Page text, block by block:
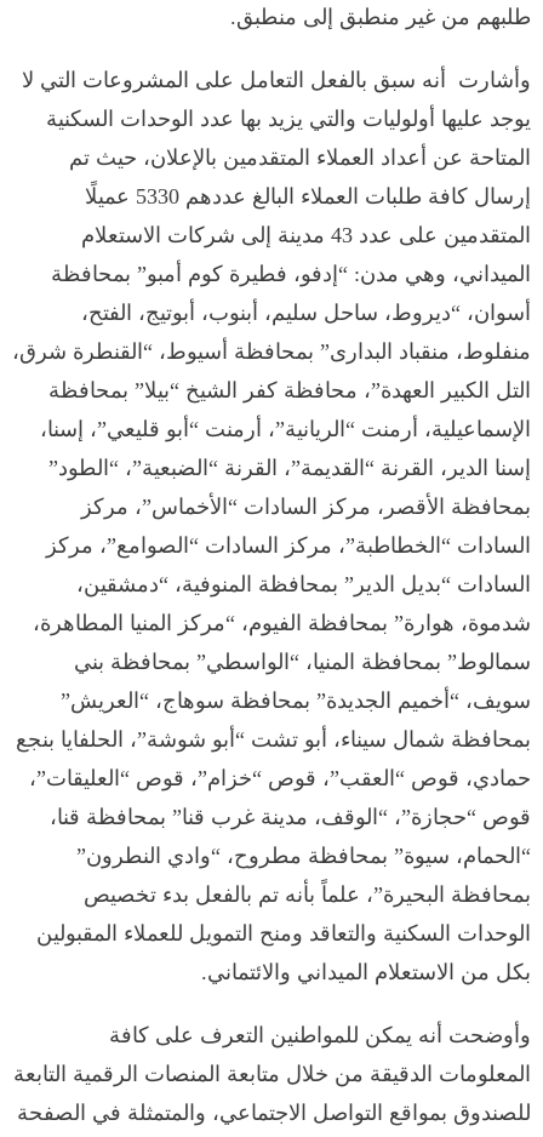
طلبهم من غير منطبق إلى منطبق.
وأشارت أنه سبق بالفعل التعامل على المشروعات التي لا
يوجد عليها أولوليات والتي يزيد بها عدد الوحدات السكنية
المتاحة عن أعداد العملاء المتقدمين بالإعلان، حيث تم
إرسال كافة طلبات العملاء البالغ عددهم 5330 عميلًا
المتقدمين على عدد 43 مدينة إلى شركات الاستعلام
الميداني، وهي مدن: “إدفو، فطيرة كوم أمبو” بمحافظة
أسوان، “ديروط، ساحل سليم، أبنوب، أبوتيج، الفتح،
منفلوط، منقباد البدارى” بمحافظة أسيوط، “القنطرة شرق،
التل الكبير العهدة”، محافظة كفر الشيخ “بيلا” بمحافظة
الإسماعيلية، أرمنت “الريانية”، أرمنت “أبو قليعي”، إسنا،
إسنا الدير، القرنة “القديمة”، القرنة “الضبعية”، “الطود”
بمحافظة الأقصر، مركز السادات “الأخماس”، مركز
السادات “الخطاطبة”، مركز السادات “الصوامع”، مركز
السادات “بديل الدير” بمحافظة المنوفية، “دمشقين،
شدموة، هوارة” بمحافظة الفيوم، “مركز المنيا المطاهرة،
سمالوط” بمحافظة المنيا، “الواسطي” بمحافظة بني
سويف، “أخميم الجديدة” بمحافظة سوهاج، “العريش”
بمحافظة شمال سيناء، أبو تشت “أبو شوشة”، الحلفايا بنجع
حمادي، قوص “العقب”، قوص “خزام”، قوص “العليقات”،
قوص “حجازة”، “الوقف، مدينة غرب قنا” بمحافظة قنا،
“الحمام، سيوة” بمحافظة مطروح، “وادي النطرون”
بمحافظة البحيرة”، علماً بأنه تم بالفعل بدء تخصيص
الوحدات السكنية والتعاقد ومنح التمويل للعملاء المقبولين
بكل من الاستعلام الميداني والائتماني.
وأوضحت أنه يمكن للمواطنين التعرف على كافة
المعلومات الدقيقة من خلال متابعة المنصات الرقمية التابعة
للصندوق بمواقع التواصل الاجتماعي، والمتمثلة في الصفحة